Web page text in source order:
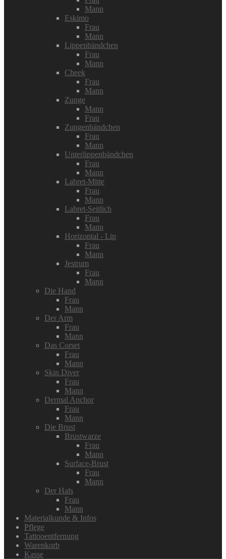
Mann
Eskimo
Frau
Mann
Lippenbändchen
Frau
Mann
Cheek
Frau
Mann
Zunge
Mann
Frau
Zungenbändchen
Frau
Mann
Unterlippenbändchen
Frau
Mann
Labret-Mitte
Frau
Mann
Labret-Seitlich
Frau
Mann
Horizontal - Lip
Frau
Mann
Jestrum
Frau
Mann
Die Hand
Frau
Mann
Der Arm
Frau
Mann
Das Corset
Frau
Mann
Skin Diver
Frau
Mann
Dermal Anchor
Frau
Mann
Die Brust
Brustwarze
Frau
Mann
Surface-Brust
Frau
Mann
Der Hals
Frau
Mann
Materialkunde & Infos
Pflege
Tattooentfernung
Warenkorb
Kasse